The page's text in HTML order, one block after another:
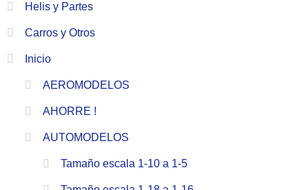
Helis y Partes
Carros y Otros
Inicio
AEROMODELOS
AHORRE !
AUTOMODELOS
Tamaño escala 1-10 a 1-5